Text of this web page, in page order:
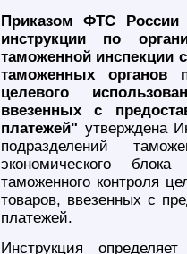
Приказом ФТС
инструкции по
таможенной инспекции
таможенных органов
целевого
ввезенных с
платежей" утверждена
подразделений
экономического
таможенного контроля
товаров, ввезенных с
платежей.
Инструкция